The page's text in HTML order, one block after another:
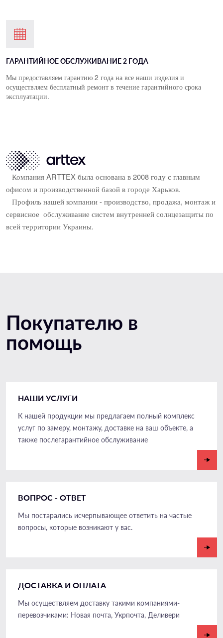
ГАРАНТИЙНОЕ ОБСЛУЖИВАНИЕ 2 ГОДА
Мы предоставляем гарантию 2 года на все наши изделия и
осуществляем бесплатный ремонт в течение гарантийного срока
эксплуатации.
Компания ARTTEX была основана в 2008 году с главным
офисом и производственной базой в городе Харьков.
Профиль нашей компании - производство, продажа, монтаж и
сервисное обслуживание систем внутренней солнцезащиты по
всей территории Украины.
Покупателю в
помощь
НАШИ УСЛУГИ
К нашей продукции мы предлагаем полный комплекс
услуг по замеру, монтажу, доставке на ваш объекте, а
также послегарантийное обслуживание
ВОПРОС - ОТВЕТ
Мы постарались исчерпывающее ответить на частые
вопросы, которые возникают у вас.
ДОСТАВКА И ОПЛАТА
Мы осуществляем доставку такими компаниями-
перевозчиками: Новая почта, Укрпочта, Деливери